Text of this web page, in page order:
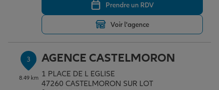
Garantie des accidents de la vie
Assurance scolaire
Prendre un RDV
Voir l'agence
3
8.49 km
AGENCE CASTELMORON
1 PLACE DE L EGLISE
47260 CASTELMORON SUR LOT